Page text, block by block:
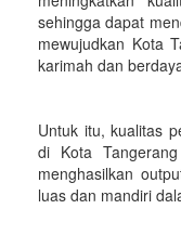
sehingga dapat
mewujudkan Kota
karimah dan
Untuk itu, kualitas
di Kota
menghasilkan
luas dan mandiri